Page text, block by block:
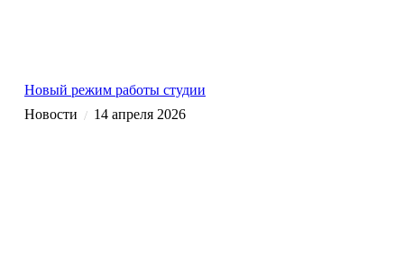
Новый режим работы студии
Новости / 14 апреля 2026